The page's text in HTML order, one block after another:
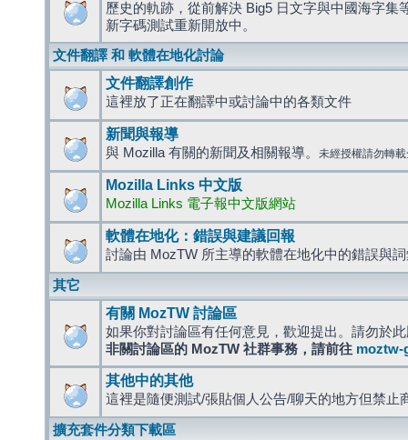
歷史的軌跡，從前解決 Big5 日文字與中國海字集
新字碼測試重新開放中。
文件翻譯 和 軟體在地化討論
文件翻譯創作
這裡放了正在翻譯中或討論中的各類文件
新聞與報導
與 Mozilla 有關的新聞及相關報導。 未經授權請勿轉
Mozilla Links 中文版
Mozilla Links 電子報中文版網站
軟體在地化：錯誤與建議回報
討論由 MozTW 所主導的軟體在地化中的錯誤與
其它
有關 MozTW 討論區
如果你對討論區有任何意見，歡迎提出。請勿於
非關討論區的 MozTW 社群事務，請前往 moztw-
其他中的其他
這裡是隨便測試/張貼個人公告/聊天的地方但禁止
擴充套件分類下載區